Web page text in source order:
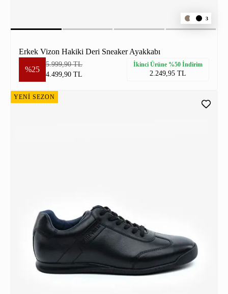
3
Erkek Vizon Hakiki Deri Sneaker Ayakkabı
%25
5.999,90 TL
4.499,90 TL
İkinci Ürüne %50 İndirim
2.249,95 TL
YENİ SEZON